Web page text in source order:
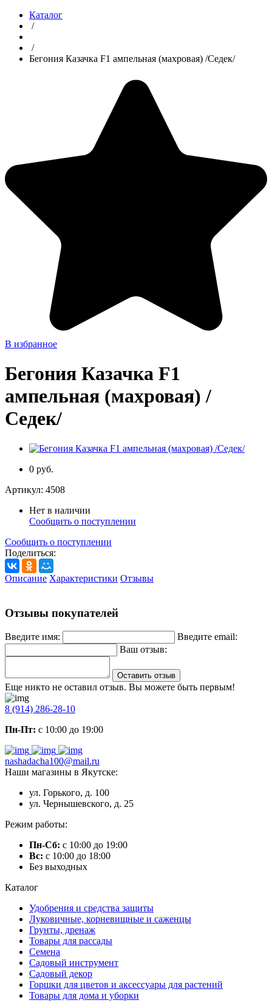
Каталог
/
/
Бегония Казачка F1 ампельная (махровая) /Седек/
В избранное
Бегония Казачка F1
ампельная (махровая) /
Седек/
0 руб.
Артикул: 4508
Нет в наличии
Сообщить о поступлении
Сообщить о поступлении
Поделиться:
Описание Характеристики Отзывы
Отзывы покупателей
Введите имя:
Введите email:
Ваш отзыв:
Оставить отзыв
Еще никто не оставил отзыв. Вы можете быть первым!
8 (914) 286-28-10
Пн-Пт: с 10:00 до 19:00
nashadacha100@mail.ru
Наши магазины в Якутске:
ул. Горького, д. 100
ул. Чернышевского, д. 25
Режим работы:
Пн-Сб: с 10:00 до 19:00
Вс: с 10:00 до 18:00
Без выходных
Каталог
Удобрения и средства защиты
Луковичные, корневищные и саженцы
Грунты, дренаж
Товары для рассады
Семена
Садовый инструмент
Садовый декор
Горшки для цветов и аксессуары для растений
Товары для дома и уборки